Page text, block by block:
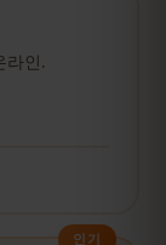
인.
인기